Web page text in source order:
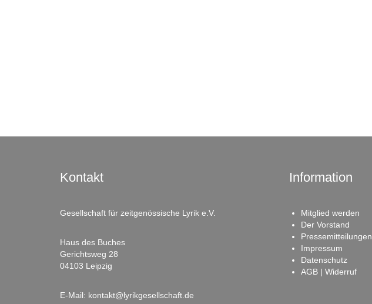
Kontakt
Gesellschaft für zeitgenössische Lyrik e.V.
Haus des Buches
Gerichtsweg 28
04103 Leipzig
E-Mail: kontakt@lyrikgesellschaft.de
Information
Mitglied werden
Der Vorstand
Pressemitteilungen
Impressum
Datenschutz
AGB | Widerruf